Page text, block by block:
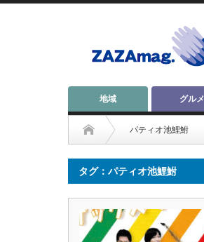
地域 グルメ
パティオ池鯉鮒
タグ：パティオ池鯉鮒